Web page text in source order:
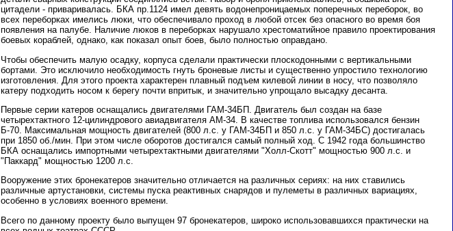
цитадели - приваривалась. БКА пр.1124 имел девять водонепроницаемых поперечных переборок, во
всех переборках имелись люки, что обеспечивало проход в любой отсек без опасного во время боя
появления на палубе. Наличие люков в переборках нарушало хрестоматийное правило проектирования
боевых кораблей, однако, как показал опыт боев, было полностью оправдано.
Чтобы обеспечить малую осадку, корпуса сделали практически плоскодонными с вертикальными
бортами. Это исключило необходимость гнуть броневые листы и существенно упростило технологию
изготовления. Для этого проекта характерен плавный подъем килевой линии в носу, что позволяло
катеру подходить носом к берегу почти впритык, и значительно упрощало высадку десанта.
Первые серии катеров оснащались двигателями ГАМ-34БП. Двигатель был создан на базе
четырехтактного 12-цилиндрового авиадвигателя АМ-34. В качестве топлива использовался бензин
Б-70. Максимальная мощность двигателей (800 л.с. у ГАМ-34БП и 850 л.с. у ГАМ-34БС) достигалась
при 1850 об./мин. При этом числе оборотов достигался самый полный ход. С 1942 года большинство
БКА оснащались импортными четырехтактными двигателями "Холл-Скотт" мощностью 900 л.с. и
"Паккард" мощностью 1200 л.с.
Вооружение этих бронекатеров значительно отличается на различных сериях: на них ставились
различные артустановки, системы пуска реактивных снарядов и пулеметы в различных вариациях,
особенно в условиях военного времени.
Всего по данному проекту было выпущен 97 бронекатеров, широко использовавшихся практически на